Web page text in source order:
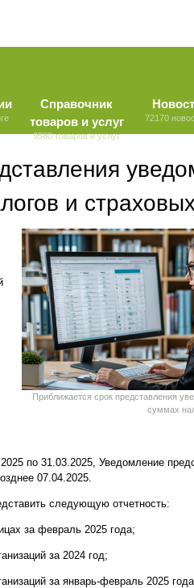
Справочник
товаров и услуг
9580 товаров и услуг
72170
и
Приближается срок представления
суммах
по 31.03.2025, Уведомление
07.04.2025.
следующую отчетность:
за февраль 2025 года;
за 2024 год;
за январь-февраль 2025